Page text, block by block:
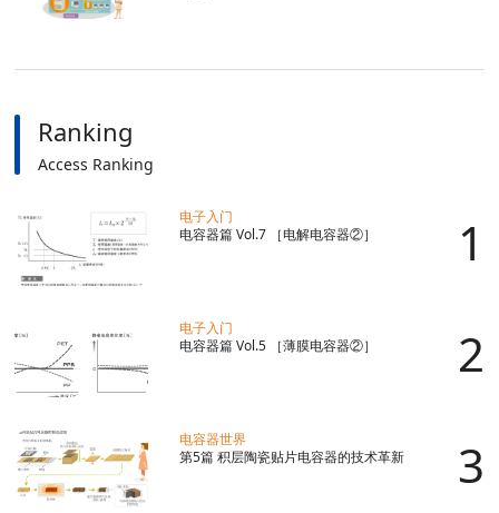
Ranking
Access Ranking
电子入门
电容器篇 Vol.7 ［电解电容器②］
电子入门
电容器篇 Vol.5 ［薄膜电容器②］
电容器世界
第5篇 积层陶瓷贴片电容器的技术革新